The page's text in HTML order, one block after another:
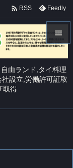
由ランド,タイ料理
設立,労働許可証取
取得

メニュ


 RSS Feedly